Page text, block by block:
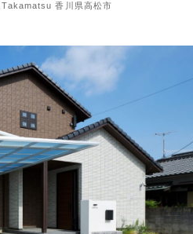
香川県高松市